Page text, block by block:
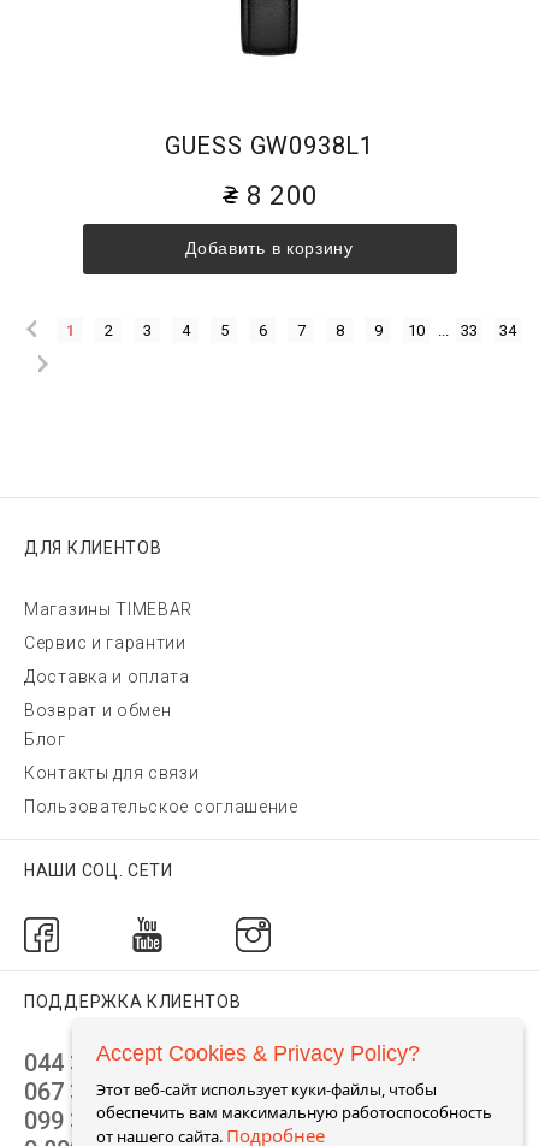
GUESS GW0938L1
8 200
Добавить в корзину
1 2 3 4 5 6 7 8 9 10 33 34
ДЛЯ КЛИЕНТОВ
Магазины TIMEBAR
Сервис и гарантии
Доставка и оплата
Возврат и обмен
Блог
Контакты для связи
Пользовательское соглашение
НАШИ СОЦ. СЕТИ
ПОДДЕРЖКА КЛИЕНТОВ
044 392 44 45
067 344 14 44 (viber)
099 399 23 80
Accept Cookies & Privacy Policy?
Этот веб-сайт использует куки-файлы, чтобы
обеспечить вам максимальную работоспособность
от нашего сайта. Подробнее